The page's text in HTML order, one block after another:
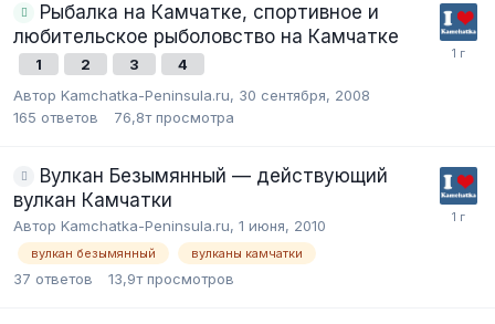
Рыбалка на Камчатке, спортивное и
любительское рыболовство на Камчатке
1 2 3
4
Автор Kamchatka-Peninsula.ru, 30 сентября, 2008
165 ответов 76,8т просмотра
Вулкан Безымянный — действующий
вулкан Камчатки
Автор Kamchatka-Peninsula.ru, 1 июня, 2010
вулкан безымянный вулканы камчатки
37 ответов 13,9т просмотров